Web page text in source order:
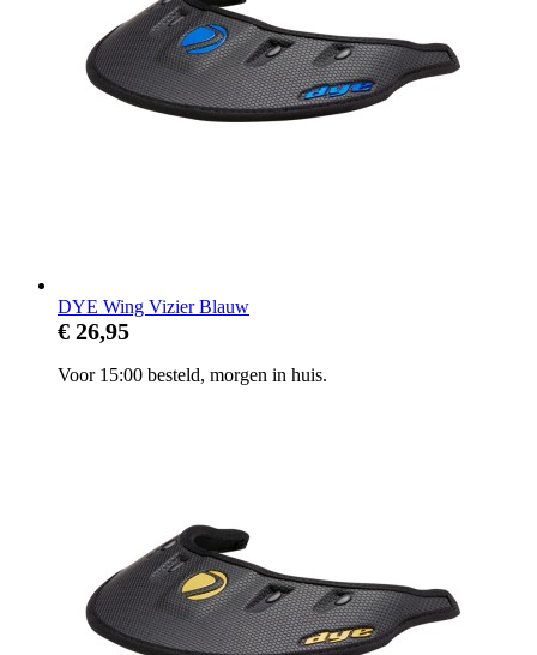
DYE Wing Vizier Blauw
€ 26,95
Voor 15:00 besteld, morgen in huis.